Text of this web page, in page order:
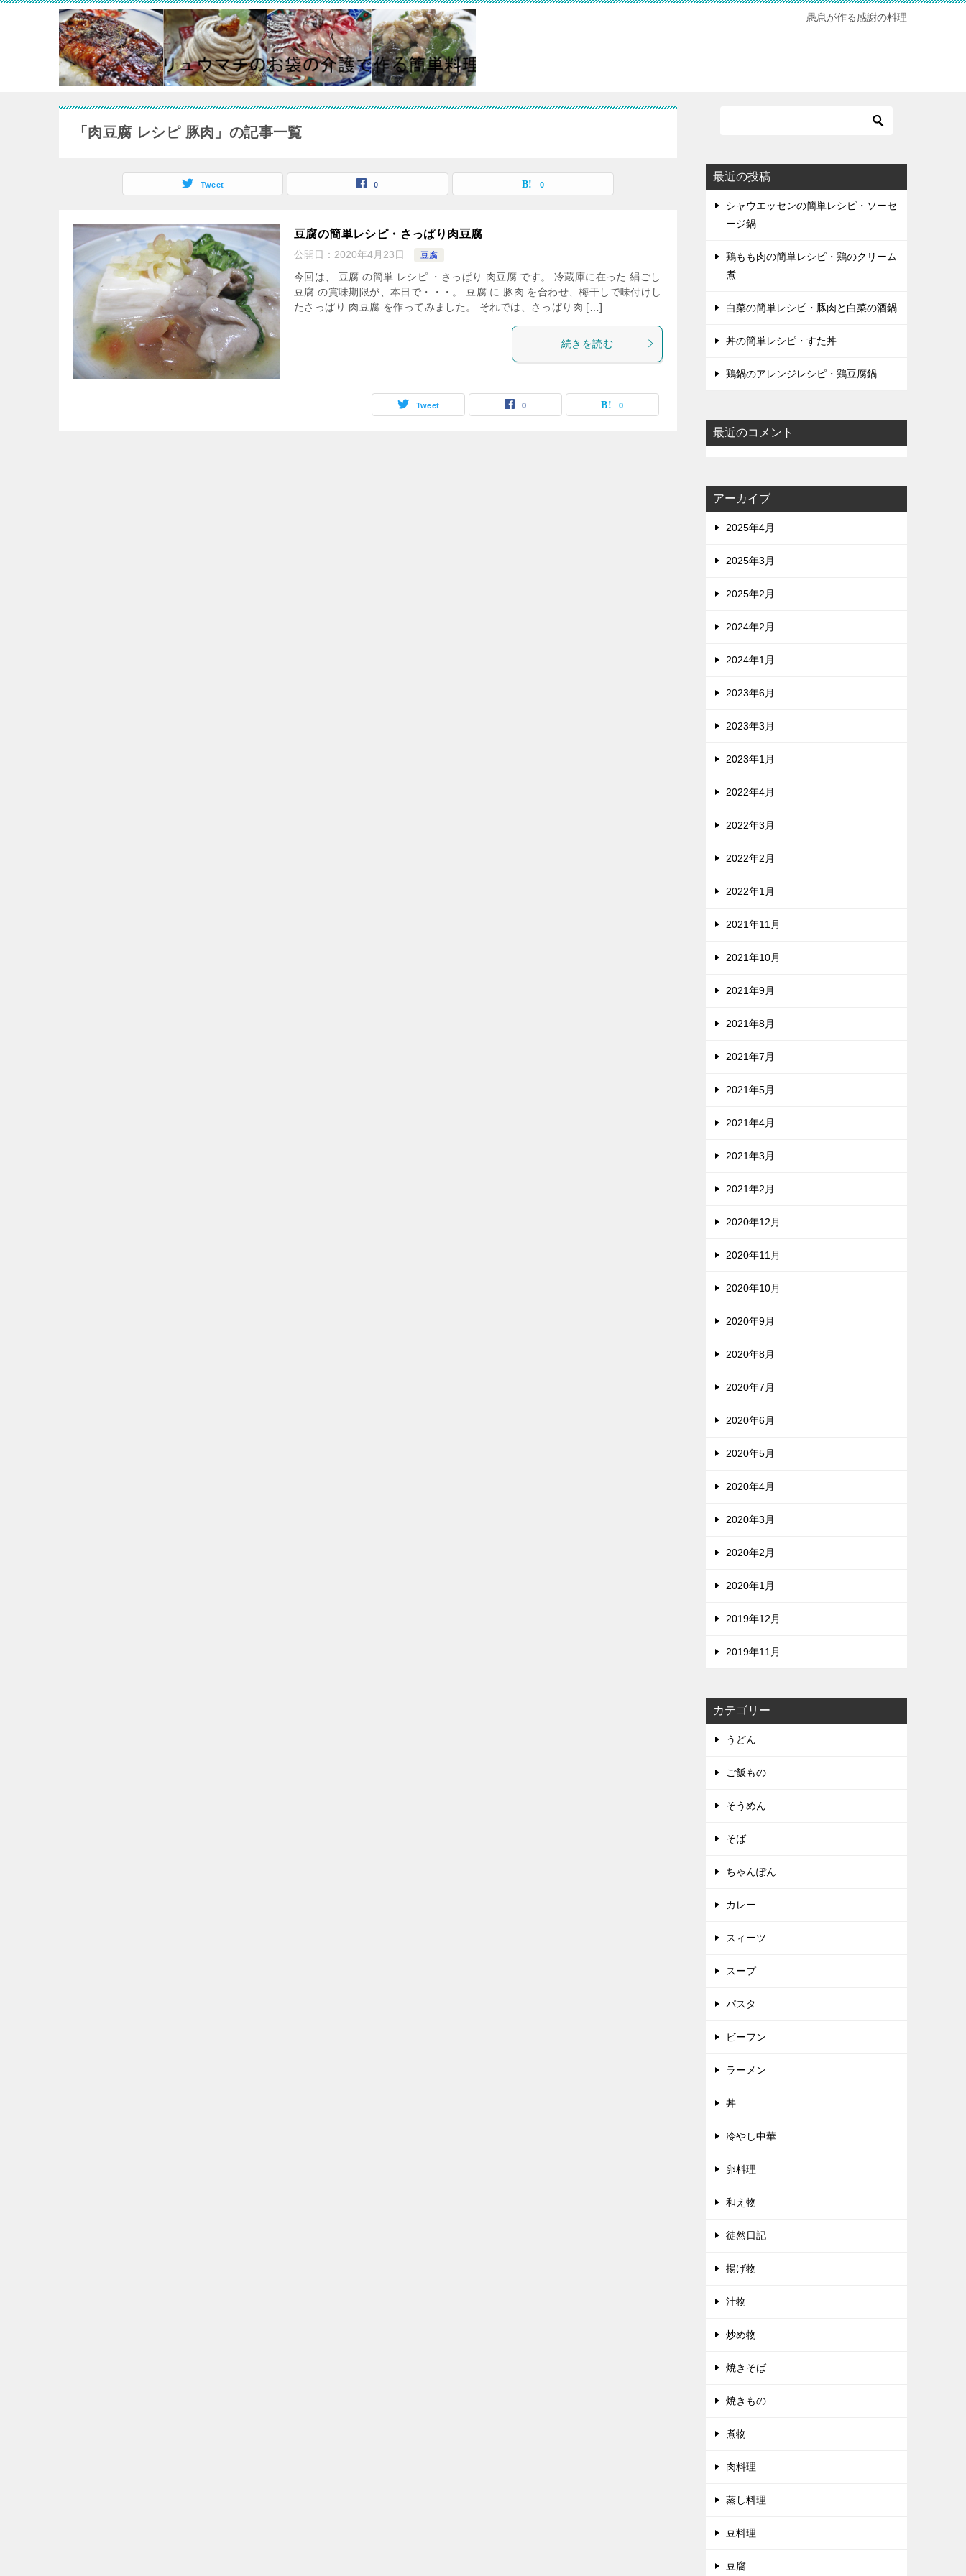
愚息が作る感謝の料理
「肉豆腐 レシピ 豚肉」の記事一覧
Tweet 0 0
豆腐の簡単レシピ・さっぱり肉豆腐
公開日： 2020年4月23日 豆腐
今回は、 豆腐 の簡単 レシピ ・さっぱり 肉豆腐 です。 冷蔵庫に在った 絹ごし
豆腐 の賞味期限が、本日で・・・。 豆腐 に 豚肉 を合わせ、梅干しで味付けし
たさっぱり 肉豆腐 を作ってみました。 それでは、さっぱり肉 […]
続きを読む
Tweet 0 0
最近の投稿
シャウエッセンの簡単レシピ・ソーセ
ージ鍋
鶏もも肉の簡単レシピ・鶏のクリーム
煮
白菜の簡単レシピ・豚肉と白菜の酒鍋
丼の簡単レシピ・すた丼
鶏鍋のアレンジレシピ・鶏豆腐鍋
最近のコメント
アーカイブ
2025年4月
2025年3月
2025年2月
2024年2月
2024年1月
2023年6月
2023年3月
2023年1月
2022年4月
2022年3月
2022年2月
2022年1月
2021年11月
2021年10月
2021年9月
2021年8月
2021年7月
2021年5月
2021年4月
2021年3月
2021年2月
2020年12月
2020年11月
2020年10月
2020年9月
2020年8月
2020年7月
2020年6月
2020年5月
2020年4月
2020年3月
2020年2月
2020年1月
2019年12月
2019年11月
カテゴリー
うどん
ご飯もの
そうめん
そば
ちゃんぽん
カレー
スィーツ
スープ
パスタ
ビーフン
ラーメン
丼
冷やし中華
卵料理
和え物
徒然日記
揚げ物
汁物
炒め物
焼きそば
焼きもの
煮物
肉料理
蒸し料理
豆料理
豆腐